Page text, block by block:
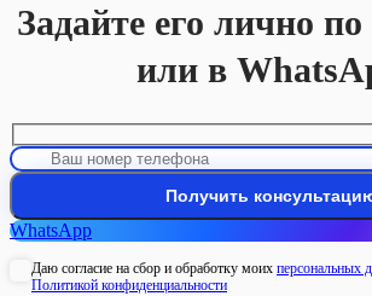
Задайте его лично
или в
WhatsApp
Даю согласие на сбор и обработку моих персональных
Политикой конфиденциальности